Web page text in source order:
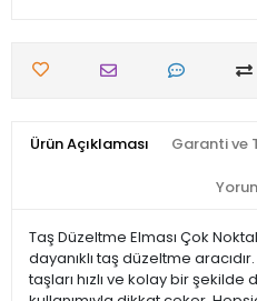
Ürün Açıklaması Garanti ve
Taş Düzeltme Elması Çok
dayanıklı taş düzeltme
taşları hızlı ve kolay bir